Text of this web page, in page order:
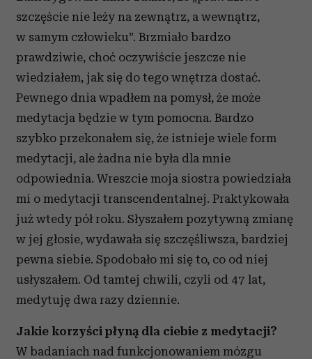
szczęście nie leży na zewnątrz, a wewnątrz,
w samym człowieku”. Brzmiało bardzo
prawdziwie, choć oczywiście jeszcze nie
wiedziałem, jak się do tego wnętrza dostać.
Pewnego dnia wpadłem na pomysł, że może
medytacja będzie w tym pomocna. Bardzo
szybko przekonałem się, że istnieje wiele form
medytacji, ale żadna nie była dla mnie
odpowiednia. Wreszcie moja siostra powiedziała
mi o medytacji transcendentalnej. Praktykowała
już wtedy pół roku. Słyszałem pozytywną zmianę
w jej głosie, wydawała się szczęśliwsza, bardziej
pewna siebie. Spodobało mi się to, co od niej
usłyszałem. Od tamtej chwili, czyli od 47 lat,
medytuję dwa razy dziennie.
Jakie korzyści płyną dla ciebie z medytacji?
W badaniach nad funkcjonowaniem mózgu